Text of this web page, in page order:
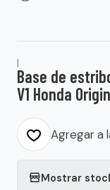
|
Base de
V1 Honda
Agregar a
Mostrar